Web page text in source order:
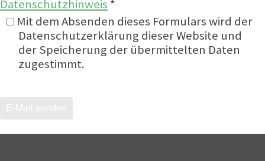
Datenschutzhinweis *
Datenschutzhinweis
Mit dem Absenden dieses Formulars wird der
Datenschutzerklärung dieser Website und
der Speicherung der übermittelten Daten
zugestimmt.